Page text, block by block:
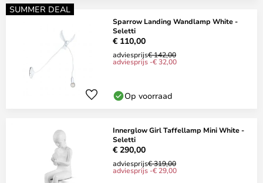
SUMMER DEAL
Sparrow Landing Wandlamp White -
Seletti
€ 110,00
adviesprijs€ 142,00
adviesprijs -€ 32,00
Op voorraad
Innerglow Girl Taffellamp Mini White -
Seletti
€ 290,00
adviesprijs€ 319,00
adviesprijs -€ 29,00